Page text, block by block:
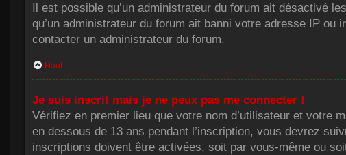
Il est possible qu’un administrateur du forum ait désactivé
qu’un administrateur du forum ait banni votre adresse IP ou
contacter un administrateur du forum.
Haut
Je suis inscrit mais je ne peux pas me connecter !
Vérifiez en premier lieu que votre nom d’utilisateur et votre
en dessous de 13 ans pendant l’inscription, vous devrez
inscriptions doivent être activées, soit par vous-même ou